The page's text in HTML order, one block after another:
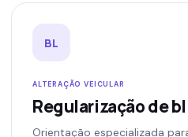
BL
ALTERAÇÃO VEICULAR
Regularização de
Orientação especializada